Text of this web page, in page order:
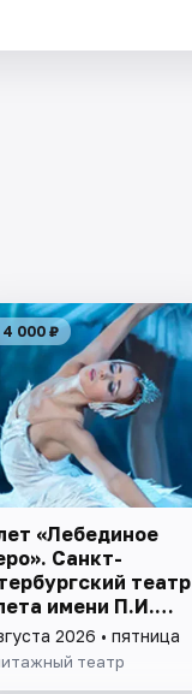
4 000 ₽
«Лебединое
Санкт-
театр
имени П.И.
2026 • пятница
театр